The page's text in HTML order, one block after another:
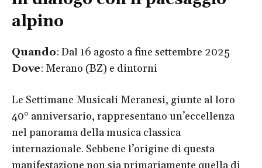
alpino
Quando: Dal 16 agosto a fine settembre 2025
Dove: Merano (BZ) e dintorni
Le Settimane Musicali Meranesi, giunte al loro
40° anniversario, rappresentano un’eccellenza
nel panorama della musica classica
internazionale. Sebbene l’origine di questa